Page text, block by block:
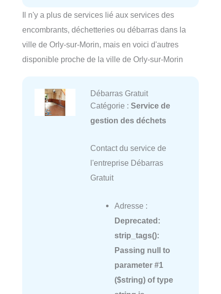
Il n'y a plus de services lié aux services des
encombrants, déchetteries ou débarras dans la
ville de Orly-sur-Morin, mais en voici d'autres
disponible proche de la ville de Orly-sur-Morin
Débarras Gratuit
Catégorie : Service de
gestion des déchets
Contact du service de
l'entreprise Débarras
Gratuit
Adresse :
Deprecated:
strip_tags():
Passing null to
parameter #1
($string) of type